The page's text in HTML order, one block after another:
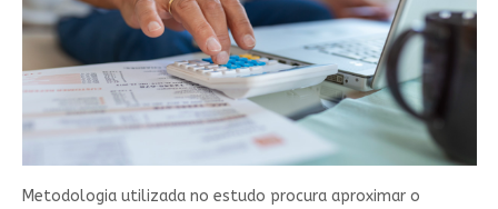
Metodologia utilizada no estudo procura aproximar o